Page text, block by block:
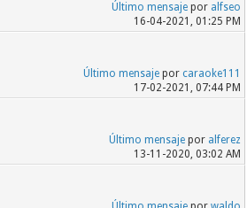
Último mensajepor alfseo
16-04-2021, 01:25 PM
Último mensajepor caraoke111
17-02-2021, 07:44 PM
Último mensajepor alferez
13-11-2020, 03:02 AM